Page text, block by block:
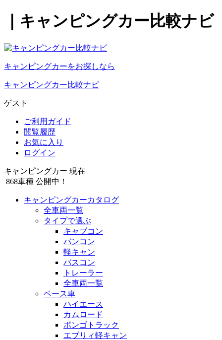
｜キャンピングカー比較ナビ
キャンピングカーをお探しなら
キャンピングカー比較ナビ
ゲスト
ご利用ガイド
閲覧履歴
お気に入り
ログイン
キャンピングカー 現在
868車種 公開中！
キャンピングカーカタログ
全車両一覧
タイプで選ぶ
キャブコン
バンコン
軽キャン
バスコン
トレーラー
全車両一覧
ベース車
ハイエース
カムロード
ボンゴトラック
エブリィ軽キャン